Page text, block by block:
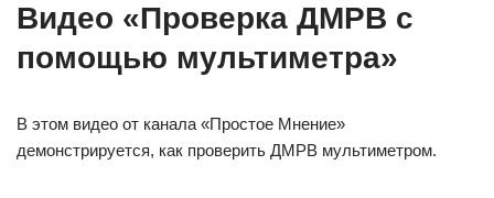
Видео «Проверка ДМРВ с
помощью мультиметра»
В этом видео от канала «Простое Мнение»
демонстрируется, как проверить ДМРВ мультиметром.